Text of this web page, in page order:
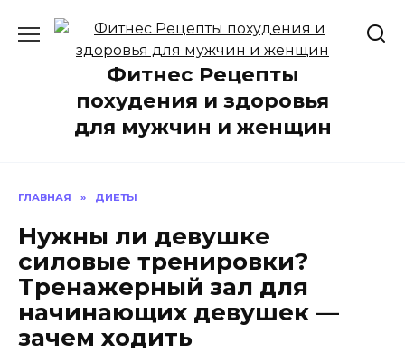
содержанию
Фитнес Рецепты
похудения и здоровья
для мужчин и женщин
ГЛАВНАЯ » ДИЕТЫ
Нужны ли девушке
силовые тренировки?
Тренажерный зал для
начинающих девушек —
зачем ходить